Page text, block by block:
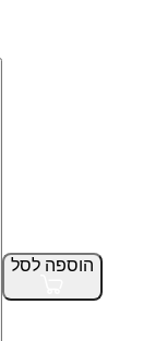
הוספה לסל